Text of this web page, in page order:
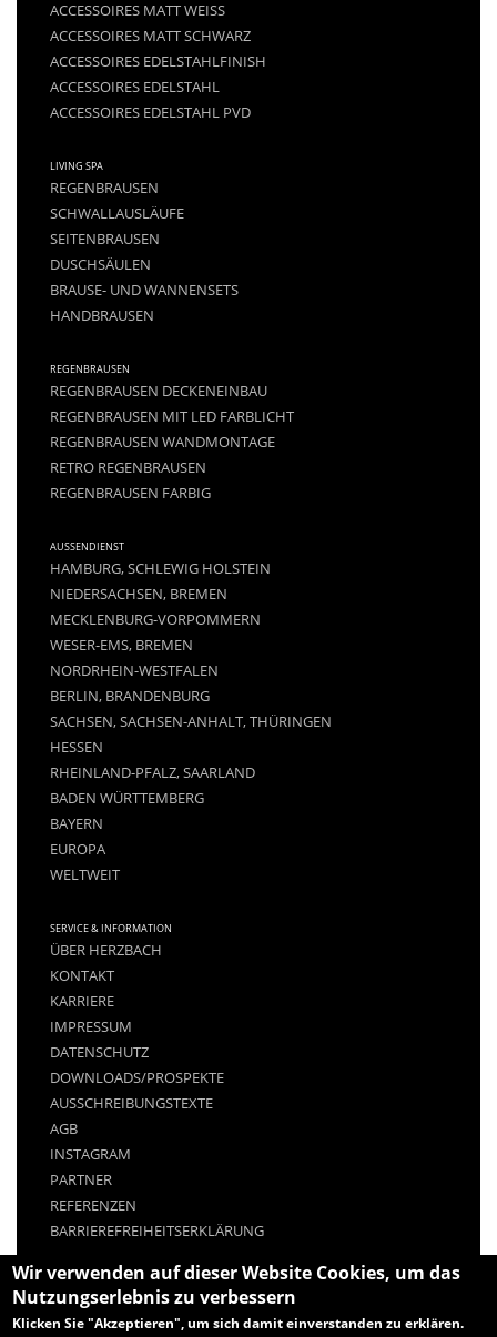
ACCESSOIRES MATT WEISS
ACCESSOIRES MATT SCHWARZ
ACCESSOIRES EDELSTAHLFINISH
ACCESSOIRES EDELSTAHL
ACCESSOIRES EDELSTAHL PVD
LIVING SPA
REGENBRAUSEN
SCHWALLAUSLÄUFE
SEITENBRAUSEN
DUSCHSÄULEN
BRAUSE- UND WANNENSETS
HANDBRAUSEN
REGENBRAUSEN
REGENBRAUSEN DECKENEINBAU
REGENBRAUSEN MIT LED FARBLICHT
REGENBRAUSEN WANDMONTAGE
RETRO REGENBRAUSEN
REGENBRAUSEN FARBIG
AUSSENDIENST
HAMBURG, SCHLEWIG HOLSTEIN
NIEDERSACHSEN, BREMEN
MECKLENBURG-VORPOMMERN
WESER-EMS, BREMEN
NORDRHEIN-WESTFALEN
BERLIN, BRANDENBURG
SACHSEN, SACHSEN-ANHALT, THÜRINGEN
HESSEN
RHEINLAND-PFALZ, SAARLAND
BADEN WÜRTTEMBERG
BAYERN
EUROPA
WELTWEIT
SERVICE & INFORMATION
ÜBER HERZBACH
KONTAKT
KARRIERE
IMPRESSUM
DATENSCHUTZ
DOWNLOADS/PROSPEKTE
AUSSCHREIBUNGSTEXTE
AGB
INSTAGRAM
PARTNER
REFERENZEN
BARRIEREFREIHEITSERKLÄRUNG
© 2026 HERZBACH GMBH - NUR FÜR GEWERBLICHE KUNDEN
Wir verwenden auf dieser Website Cookies, um das
Nutzungserlebnis zu verbessern
Klicken Sie "Akzeptieren", um sich damit einverstanden zu erklären.